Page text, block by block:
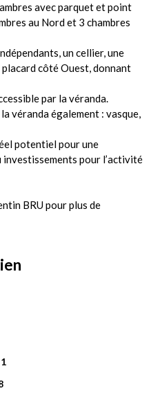
avec parquet et point
au Nord et 3 chambres
un cellier, une
côté Ouest, donnant
par la véranda.
véranda également : vasque,
potentiel pour une
pour l’activité
BRU pour plus de
1